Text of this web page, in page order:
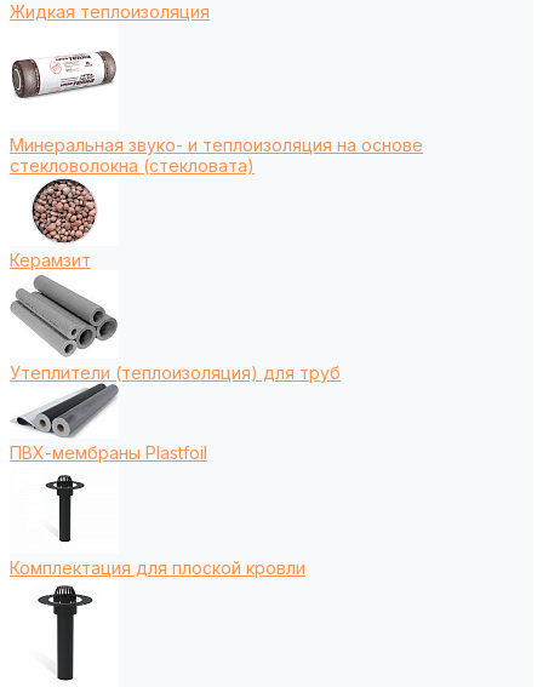
Жидкая теплоизоляция
Минеральная звуко- и теплоизоляция на основе
стекловолокна (стекловата)
Керамзит
Утеплители (теплоизоляция) для труб
ПВХ-мембраны Plastfoil
Комплектация для плоской кровли